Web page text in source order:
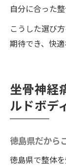
自分に合った
こうした選び
期待でき、快
坐骨神経
ルドボデ
徳島県だから
徳島県で整体